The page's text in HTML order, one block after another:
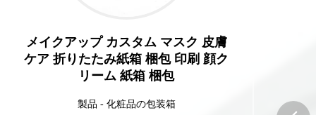
メイクアップ カスタム マスク 皮膚
ケア 折りたたみ紙箱 梱包 印刷 顔ク
リーム 紙箱 梱包
製品 - 化粧品の包装箱